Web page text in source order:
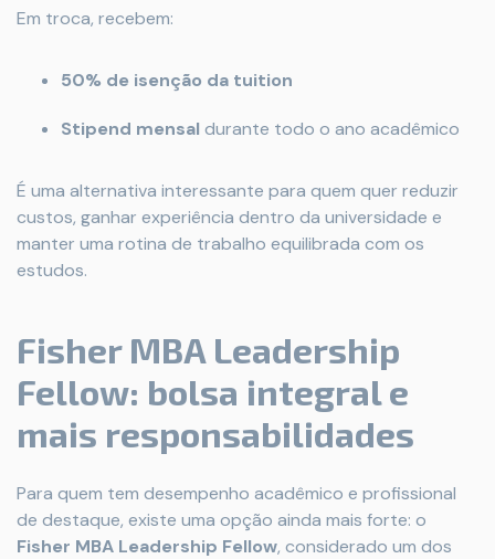
Em troca, recebem:
50% de isenção da tuition
Stipend mensal durante todo o ano acadêmico
É uma alternativa interessante para quem quer reduzir
custos, ganhar experiência dentro da universidade e
manter uma rotina de trabalho equilibrada com os
estudos.
Fisher MBA Leadership
Fellow: bolsa integral e
mais responsabilidades
Para quem tem desempenho acadêmico e profissional
de destaque, existe uma opção ainda mais forte: o
Fisher MBA Leadership Fellow, considerado um dos